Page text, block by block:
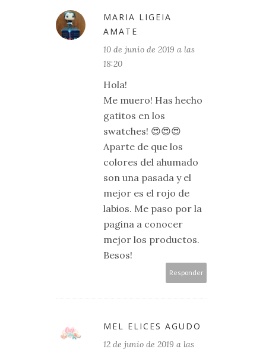
MARIA LIGEIA
AMATE
10 de junio de 2019 a las
18:20
Hola!
Me muero! Has hecho
gatitos en los
swatches! 😍😍😍
Aparte de que los
colores del ahumado
son una pasada y el
mejor es el rojo de
labios. Me paso por la
pagina a conocer
mejor los productos.
Besos!
Responder
MEL ELICES AGUDO
12 de junio de 2019 a las